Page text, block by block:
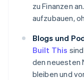
zu Finanzen
aufzubauen,
Blogs und
Built This
den neuesten
bleiben und